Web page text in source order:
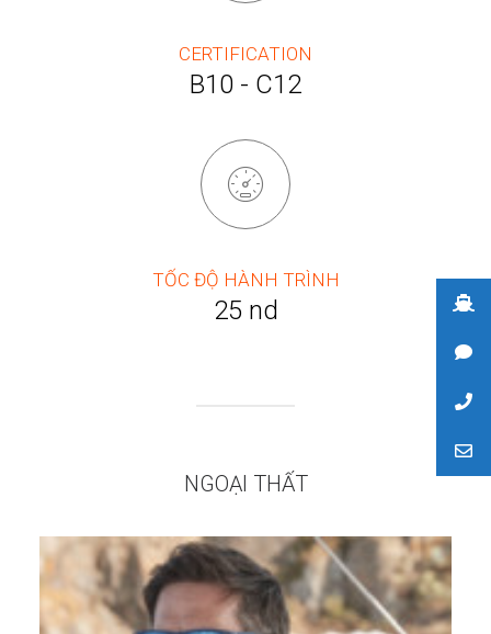
CERTIFICATION
B10 - C12
TỐC ĐỘ HÀNH TRÌNH
25 nd
NGOẠI THẤT